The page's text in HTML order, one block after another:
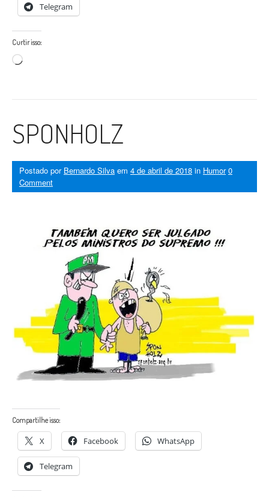
Telegram
Curtir isso:
Carregando...
SPONHOLZ
Postado por Bernardo Silva em 4 de abril de 2018 in Humor 0
Comment
Compartilhe isso:
X Facebook WhatsApp
Telegram